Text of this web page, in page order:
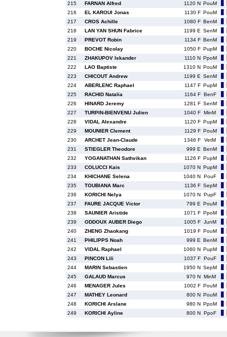
215
FARNAN Alfred 1120 N PouM
216
EL KAROUI Jonas 1130 F PouM
217
CROS Achille 1080 F BenM
218
LAN YAN SHUN Fabrice 1199 E SenM
219
PREVOT Robin 1134 F BenM
220
BOCHE Nicolay 1050 F PupM
221
ZHAKUPOV Iskander 1110 N PpoM
222
LAO Baptiste 1310 N PouM
223
CHICOUT Andrew 1199 E SenM
224
ABERLENC Raphael 1147 F PupM
225
RACHID Natalia 1164 F BenF
226
HINARD Jeremy 1281 F SenM
227
TURPIN-BIENVENU Julien 1040 F MinM
228
VIDAL Alexandre 1120 F PupM
229
MOUNIER Clement 1129 F PouM
230
ARCHET Jean-Claude 1346 F
VetM
231
STIEGLER Theodore 999 E BenM
232
YOGANATHAN Sathvikan 1126 F PupM
233
COLUCCI Kais 1070 N PupM
234
KHICHANE Selena 1040 N PouF
235
TOUBIANA Marc 1136 F SepM
236
KORICHI Nelya 1070 N PupF
237
FAURE JACQUE Victor 799 E PouM
238
SAUNIER Aristide 1071 F PpoM
239
ODDOUX AUBER Diego 1005 F JunM
240
ZHENG Zhaokang 1019 F PouM
241
PHILIPPS Noah 999 E BenM
242
VIDAL Raphael 1060 N PupM
243
PINCON Lili 1037 F PouF
244
MARIN Sebastien 1950 N SepM
245
GALAUD Marcus 970 N MinM
246
MENAGER Jules 1002 F PouM
247
MATHEY Leonard 800 N PouM
248
KORICHI Arslane 980 N PpoM
249
KORICHI Ayline 800 N PpoF